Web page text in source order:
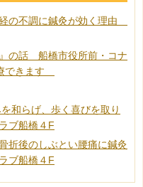
の不調に鍼灸が効く理由
の話 船橋市役所前・コナ
できます
和らげ、歩く喜びを取り
ブ船橋４F
折後のしぶとい腰痛に鍼灸
ブ船橋４F